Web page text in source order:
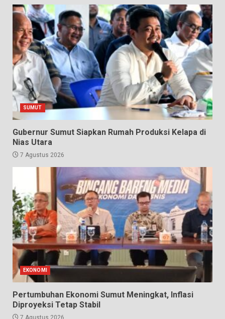
SUMUT
Gubernur Sumut Siapkan Rumah Produksi Kelapa di
Nias Utara
7 Agustus 2026
EKONOMI
Pertumbuhan Ekonomi Sumut Meningkat, Inflasi
Diproyeksi Tetap Stabil
7 Agustus 2026